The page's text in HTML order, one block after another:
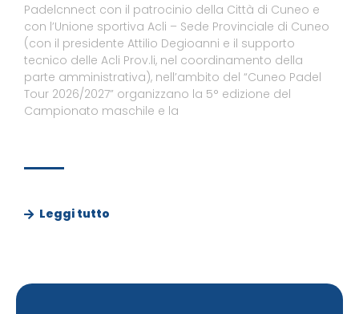
Padelcnnect con il patrocinio della Città di Cuneo e
con l’Unione sportiva Acli – Sede Provinciale di Cuneo
(con il presidente Attilio Degioanni e il supporto
tecnico delle Acli Prov.li, nel coordinamento della
parte amministrativa), nell’ambito del “Cuneo Padel
Tour 2026/2027” organizzano la 5° edizione del
Campionato maschile e la
Leggi tutto